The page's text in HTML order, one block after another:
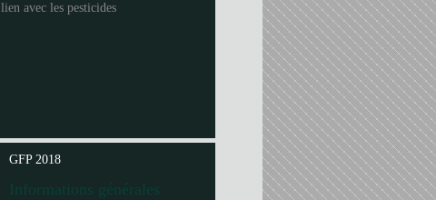
lien avec les pesticides
GFP 2018
Informations générales